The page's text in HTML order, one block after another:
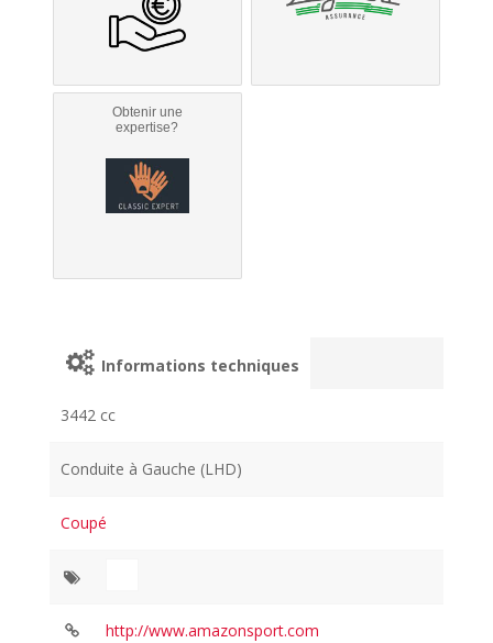
Obtenir une
expertise?
Informations techniques
3442 cc
Conduite à Gauche (LHD)
Coupé
http://www.amazonsport.com